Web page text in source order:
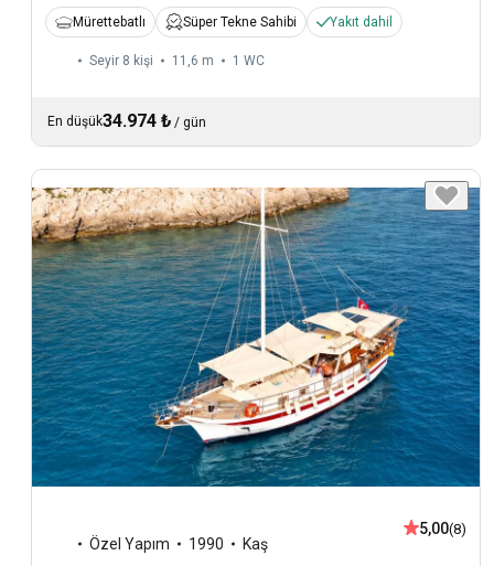
Mürettebatlı Süper Tekne Sahibi Yakıt dahil
Seyir 8 kişi 11,6 m 1 WC
En düşük34.974 ₺ / gün
Özel Yapım 1990 Kaş
5,00(8)